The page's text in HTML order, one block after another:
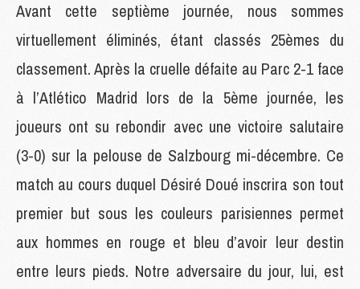
Avant cette septième journée, nous sommes
virtuellement éliminés, étant classés 25èmes du
classement. Après la cruelle défaite au Parc 2-1 face
à l’Atlético Madrid lors de la 5ème journée, les
joueurs ont su rebondir avec une victoire salutaire
(3-0) sur la pelouse de Salzbourg mi-décembre. Ce
match au cours duquel Désiré Doué inscrira son tout
premier but sous les couleurs parisiennes permet
aux hommes en rouge et bleu d’avoir leur destin
entre leurs pieds. Notre adversaire du jour, lui, est